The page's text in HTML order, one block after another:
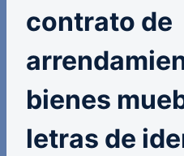
contrato de
bienes
letras de